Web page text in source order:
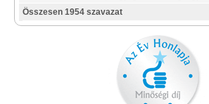
Összesen 1954 szavazat